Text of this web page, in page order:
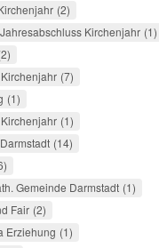
2
Kirchenjahr 1
2
7
1
1
14
Gemeinde Darmstadt 1
Fair 2
Erziehung 1